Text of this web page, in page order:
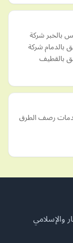
بالخبر شركة
شركة
بالقطيف
رصف الطرق
والإسلامي